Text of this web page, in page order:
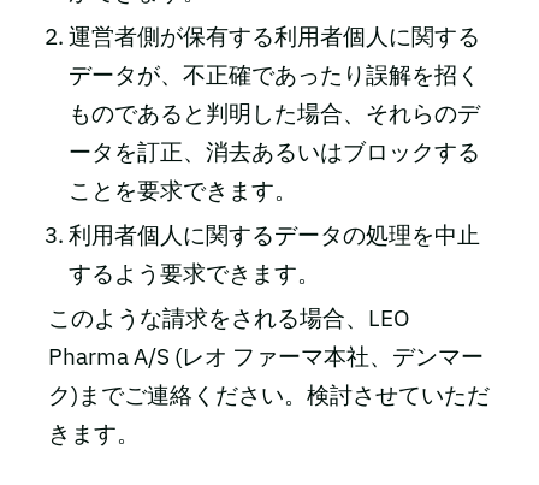
運営者側が保有する利用者個人に関する
データが、不正確であったり誤解を招く
ものであると判明した場合、それらのデ
ータを訂正、消去あるいはブロックする
ことを要求できます。
利用者個人に関するデータの処理を中止
するよう要求できます。
このような請求をされる場合、LEO
Pharma A/S (レオ ファーマ本社、デンマー
ク)までご連絡ください。検討させていただ
きます。